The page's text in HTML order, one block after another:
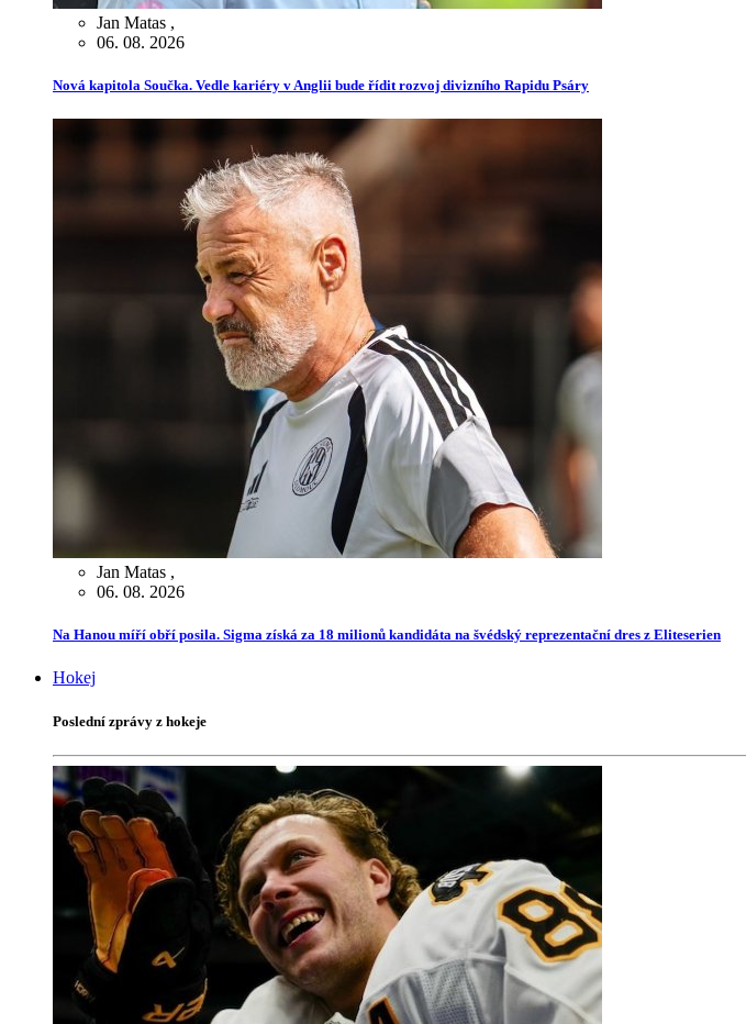
Jan Matas ,
06. 08. 2026
Nová kapitola Součka. Vedle kariéry v Anglii bude řídit rozvoj divizního Rapidu Psáry
Jan Matas ,
06. 08. 2026
Na Hanou míří obří posila. Sigma získá za 18 milionů kandidáta na švédský reprezentační dres z Eliteserien
Hokej
Poslední zprávy z hokeje